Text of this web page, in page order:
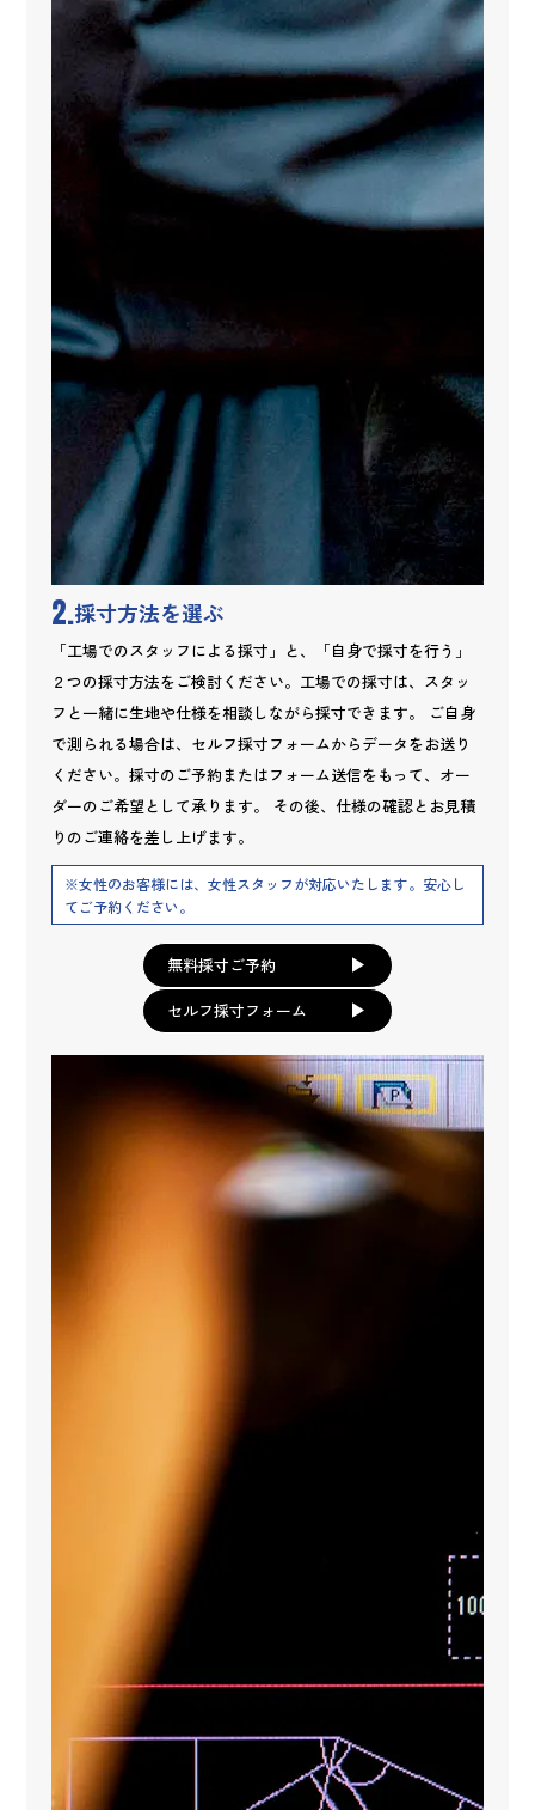
2.採寸方法を選ぶ
「工場でのスタッフによる採寸」と、「自身で採寸を行う」
２つの採寸方法をご検討ください。工場での採寸は、スタッ
フと一緒に生地や仕様を相談しながら採寸できます。 ご自身
で測られる場合は、セルフ採寸フォームからデータをお送り
ください。採寸のご予約またはフォーム送信をもって、オー
ダーのご希望として承ります。 その後、仕様の確認とお見積
りのご連絡を差し上げます。
※女性のお客様には、女性スタッフが対応いたします。安心し
てご予約ください。
無料採寸ご予約
セルフ採寸フォーム